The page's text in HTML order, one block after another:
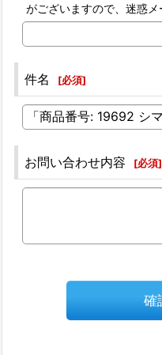
がございますので、迷惑メ
件名 [必須]
お問い合わせ内容 [必須]
確